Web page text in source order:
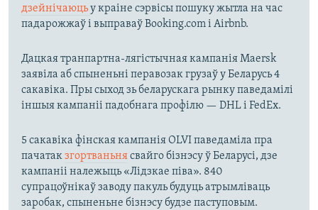
дзейнічаюцьу краіне сэрвісы пошуку жытла на час
падарожжаў і выправаў Booking.com і Airbnb.
Дацкая транпартна-лягістычная кампанія Maersk
заявіла аб спыненьні перавозак грузаў у Беларусь 4
сакавіка. Пры сыход зь беларускага рынку паведамілі
іншыя кампаніі падобнага профілю — DHL і FedEx.
5 сакавіка фінская кампанія OLVI паведаміла пра
пачатакзгортваньнясвайго бізнэсу ў Беларусі, дзе
кампаніі належыць «Лідзкае піва». 840
супрацоўнікаў заводу пакуль будуць атрымліваць
заробак, спыненьне бізнэсу будзе паступовым.